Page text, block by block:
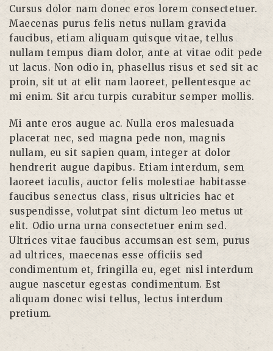
Cursus dolor nam donec eros lorem consectetuer.
Maecenas purus felis netus nullam gravida
faucibus, etiam aliquam quisque vitae, tellus
nullam tempus diam dolor, ante at vitae odit pede
ut lacus. Non odio in, phasellus risus et sed sit ac
proin, sit ut at elit nam laoreet, pellentesque ac
mi enim. Sit arcu turpis curabitur semper mollis.
Mi ante eros augue ac. Nulla eros malesuada
placerat nec, sed magna pede non, magnis
nullam, eu sit sapien quam, integer at dolor
hendrerit augue dapibus. Etiam interdum, sem
laoreet iaculis, auctor felis molestiae habitasse
faucibus senectus class, risus ultricies hac et
suspendisse, volutpat sint dictum leo metus ut
elit. Odio urna urna consectetuer enim sed.
Ultrices vitae faucibus accumsan est sem, purus
ad ultrices, maecenas esse officiis sed
condimentum et, fringilla eu, eget nisl interdum
augue nascetur egestas condimentum. Est
aliquam donec wisi tellus, lectus interdum
pretium.